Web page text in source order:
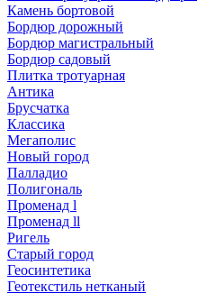
Камень бортовой
Бордюр дорожный
Бордюр магистральный
Бордюр садовый
Плитка тротуарная
Антика
Брусчатка
Классика
Мегаполис
Новый город
Палладио
Полигональ
Променад l
Променад ll
Ригель
Старый город
Геосинтетика
Геотекстиль нетканый